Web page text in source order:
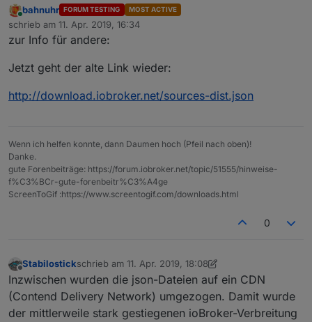
Online
bahnuhr FORUM TESTING MOST ACTIVE
schrieb am 11. Apr. 2019, 16:34
zuletzt editiert von
zur Info für andere:
Jetzt geht der alte Link wieder:
http://download.iobroker.net/sources-dist.json
Wenn ich helfen konnte, dann Daumen hoch (Pfeil nach oben)!
Danke.
gute Forenbeiträge: https://forum.iobroker.net/topic/51555/hinweise-
f%C3%BCr-gute-forenbeitr%C3%A4ge
ScreenToGif :https://www.screentogif.com/downloads.html
0
Offline
Stabilostickschrieb am 11. Apr. 2019, 18:08
zuletzt editiert von Stabilostick4. Nov. 2019, 21:46
Inzwischen wurden die json-Dateien auf ein CDN
(Contend Delivery Network) umgezogen. Damit wurde
der mittlerweile stark gestiegenen ioBroker-Verbreitung